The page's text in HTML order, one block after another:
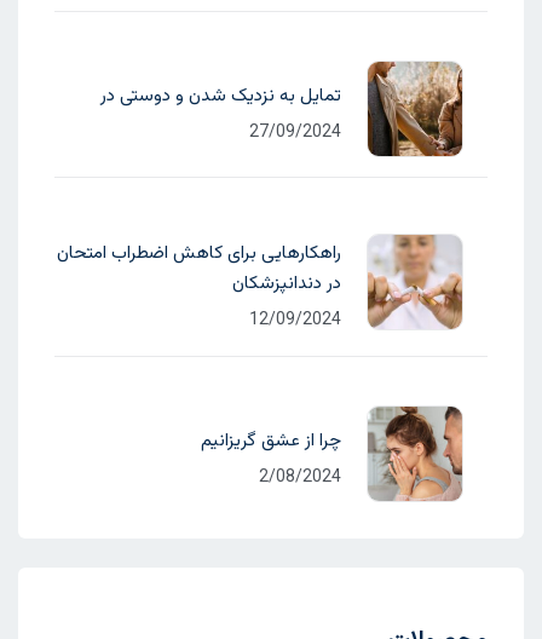
تمایل به نزدیک شدن و دوستی در
27/09/2024
راهکارهایی برای کاهش اضطراب امتحان
در دندانپزشکان
12/09/2024
چرا از عشق گریزانیم
2/08/2024